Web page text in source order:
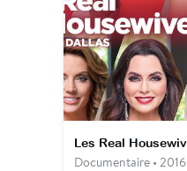
Documentaire • 2016